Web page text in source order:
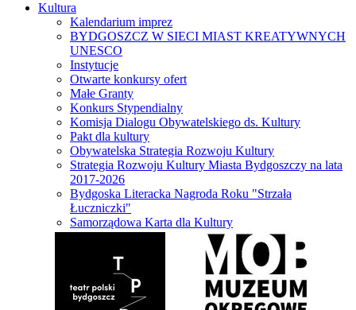
Kultura
Kalendarium imprez
BYDGOSZCZ W SIECI MIAST KREATYWNYCH
UNESCO
Instytucje
Otwarte konkursy ofert
Małe Granty
Konkurs Stypendialny
Komisja Dialogu Obywatelskiego ds. Kultury
Pakt dla kultury
Obywatelska Strategia Rozwoju Kultury
Strategia Rozwoju Kultury Miasta Bydgoszczy na lata
2017-2026
Bydgoska Literacka Nagroda Roku "Strzała
Łuczniczki"
Samorządowa Karta dla Kultury